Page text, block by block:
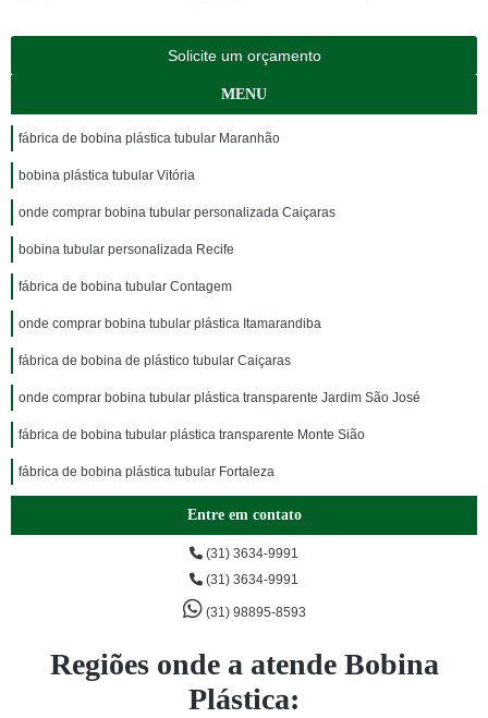
Solicite um orçamento
MENU
fábrica de bobina plástica tubular Maranhão
bobina plástica tubular Vitória
onde comprar bobina tubular personalizada Caiçaras
bobina tubular personalizada Recife
fábrica de bobina tubular Contagem
onde comprar bobina tubular plástica Itamarandiba
fábrica de bobina de plástico tubular Caiçaras
onde comprar bobina tubular plástica transparente Jardim São José
fábrica de bobina tubular plástica transparente Monte Sião
fábrica de bobina plástica tubular Fortaleza
Entre em contato
(31) 3634-9991
(31) 3634-9991
(31) 98895-8593
Regiões onde a atende Bobina
Plástica: